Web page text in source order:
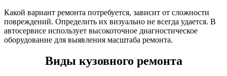
Какой вариант ремонта потребуется, зависит от сложности
повреждений. Определить их визуально не всегда удается. В
автосервисе использует высокоточное диагностическое
оборудование для выявления масштаба ремонта.
Виды кузовного ремонта